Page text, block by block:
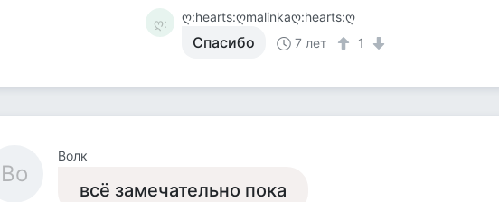
ღ: ღ:hearts:ღmalinkaღ:hearts:ღ
Спасибо 7 лет 1
Во
Волк
всё замечательно пока